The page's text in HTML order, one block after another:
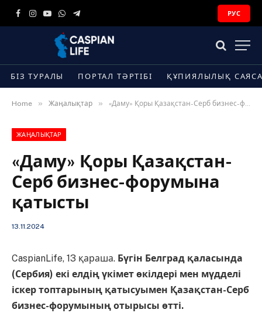
Facebook
Instagram
YouTube
WhatsApp
Telegram
РУС
БІЗ ТУРАЛЫ ПОРТАЛ ТӘРТІБІ ҚҰПИЯЛЫЛЫҚ
Home » Жаңалықтар » «Даму» Қоры Қазақстан-Серб бизнес-форумына қатысты
ЖАҢАЛЫҚТАР
«Даму» Қоры Қазақстан-
Серб бизнес-форумына
қатысты
13.11.2024
CaspianLife, 13 қараша. Бүгін Белград қаласында
(Сербия) екі елдің үкімет өкілдері мен мүдделі
іскер топтарының қатысуымен Қазақстан-Серб
бизнес-форумының отырысы өтті.